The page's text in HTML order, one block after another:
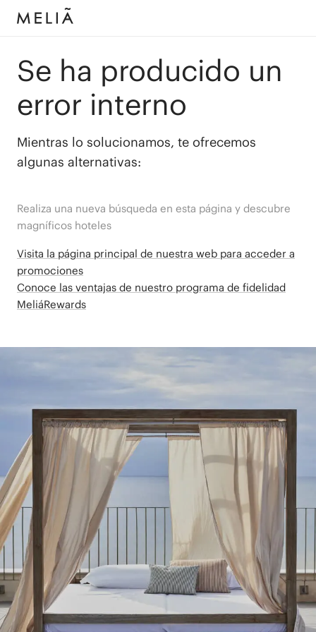
Se ha producido un
error interno
Mientras lo solucionamos, te ofrecemos
algunas alternativas:
Realiza una nueva búsqueda en esta página y descubre
magníficos hoteles
Visita la página principal de nuestra web para acceder a
promociones
Conoce las ventajas de nuestro programa de fidelidad
MeliáRewards